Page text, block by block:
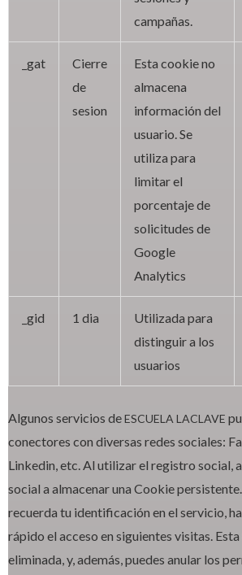
campañas.
_gat
Cierre
de
sesion
Esta cookie no
almacena
información del
usuario. Se
utiliza para
limitar el
porcentaje de
solicitudes de
Google
Analytics
_gid 1 dia
Utilizada para
distinguir a los
usuarios
Algunos servicios deESCUELA LACLAVE
conectores con diversas redes sociales:
Linkedin, etc. Al utilizar el registro social,
social a almacenar una Cookie
recuerda tu identificación en el servicio,
rápido el acceso en siguientes visitas.
eliminada, y, además, puedes anular los